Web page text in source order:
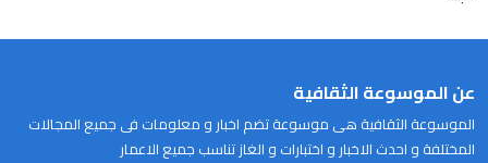
عن الموسوعة الثقافية
الموسوعة الثقافية هى موسوعة تضم اخبار و معلومات فى جميع المجالات
المختلفة و احدث الاخبار و اختبارات و الغاز تناسب جميع الاعمار